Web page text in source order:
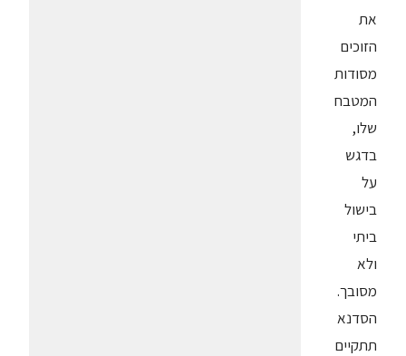
את
הזוכים
מסודות
המטבח
שלו,
בדגש
על
בישול
ביתי
ולא
מסובך.
הסדנא
תתקיים